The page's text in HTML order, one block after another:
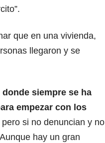
que en una vivienda,
llegaron y se
siempre se ha
empezar con los
pero si no denuncian y no
hay un gran